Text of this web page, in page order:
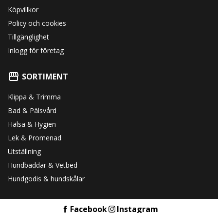
Köpvillkor
Policy och cookies
Tillgänglighet
Inlogg för företag
SORTIMENT
Klippa & Trimma
Bad & Pälsvård
Hälsa & Hygien
Lek & Promenad
Utställning
Hundbäddar & Vetbed
Hundgodis & hundskålar
Facebook Instagram